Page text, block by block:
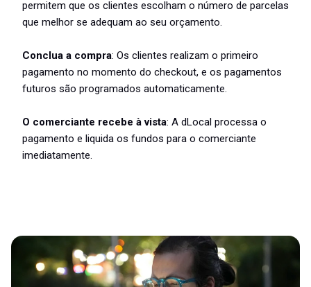
permitem que os clientes escolham o número de parcelas
que melhor se adequam ao seu orçamento.
Conclua a compra: Os clientes realizam o primeiro
pagamento no momento do checkout, e os pagamentos
futuros são programados automaticamente.
O comerciante recebe à vista: A dLocal processa o
pagamento e liquida os fundos para o comerciante
imediatamente.